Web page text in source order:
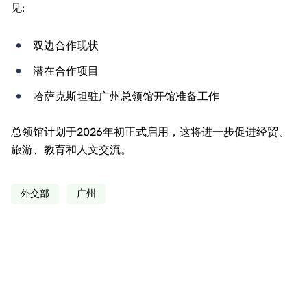
见:
双边合作现状
潜在合作项目
哈萨克斯坦驻广州总领馆开馆准备工作
总领馆计划于2026年初正式启用，这将进一步促进经贸、
旅游、教育和人文交流。
外交部 广州